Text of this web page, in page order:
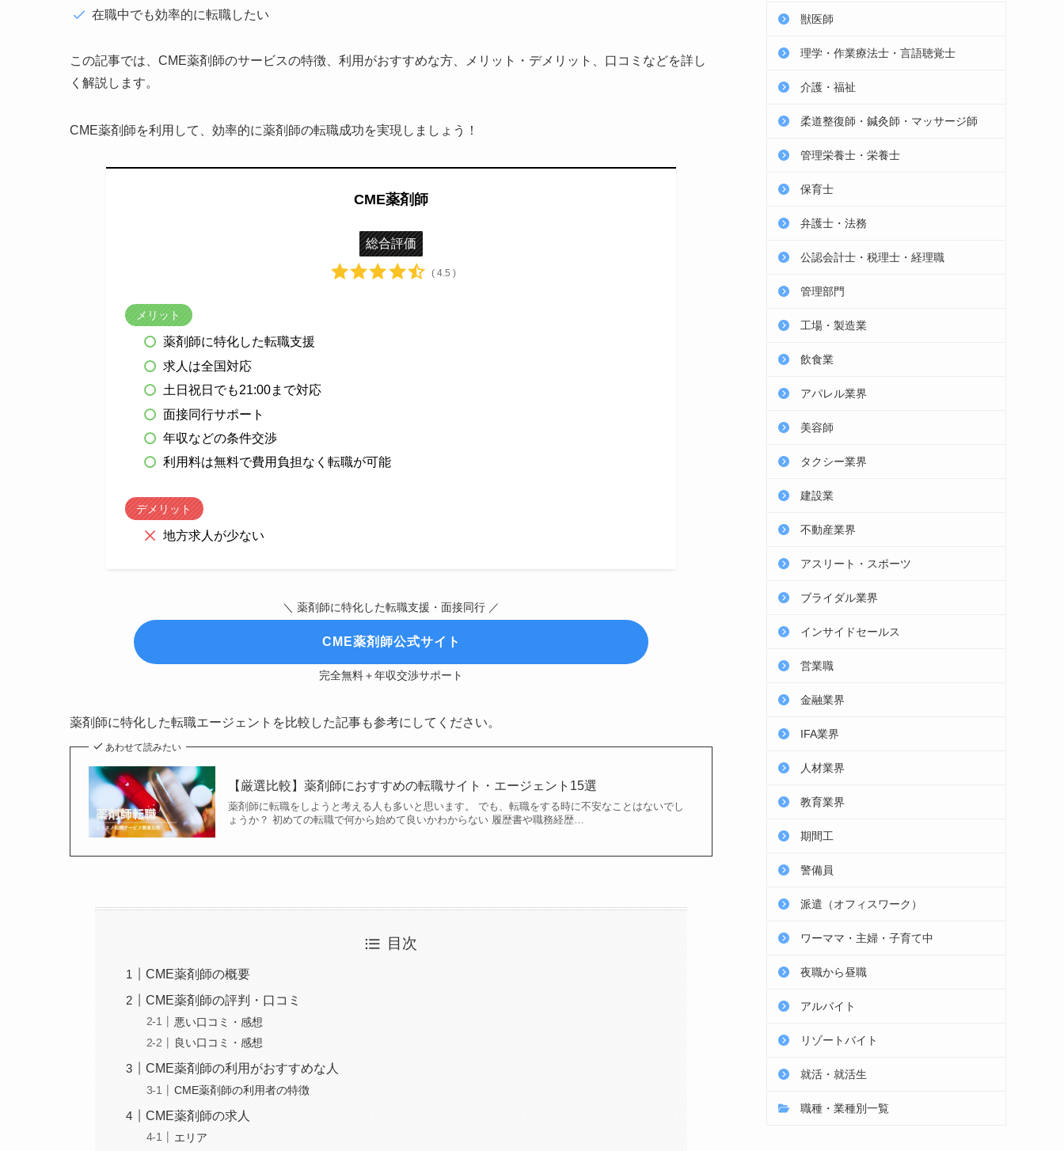
在職中でも効率的に転職したい
この記事では、CME薬剤師のサービスの特徴、利用がおすすめな方、メリット・デメリット、口コミなどを詳し
く解説します。
CME薬剤師を利用して、効率的に薬剤師の転職成功を実現しましょう！
CME薬剤師
総合評価
( 4.5 )
メリット
薬剤師に特化した転職支援
求人は全国対応
土日祝日でも21:00まで対応
面接同行サポート
年収などの条件交渉
利用料は無料で費用負担なく転職が可能
デメリット
地方求人が少ない
＼ 薬剤師に特化した転職支援・面接同行 ／
CME薬剤師公式サイト
完全無料＋年収交渉サポート
薬剤師に特化した転職エージェントを比較した記事も参考にしてください。
あわせて読みたい
【厳選比較】薬剤師におすすめの転職サイト・エージェント15選
薬剤師に転職をしようと考える人も多いと思います。 でも、転職をする時に不安なことはないでし
ょうか？ 初めての転職で何から始めて良いかわからない 履歴書や職務経歴…
目次
CME薬剤師の概要
CME薬剤師の評判・口コミ
悪い口コミ・感想
良い口コミ・感想
CME薬剤師の利用がおすすめな人
CME薬剤師の利用者の特徴
CME薬剤師の求人
エリア
獣医師
理学・作業療法士・言語聴覚士
介護・福祉
柔道整復師・鍼灸師・マッサージ師
管理栄養士・栄養士
保育士
弁護士・法務
公認会計士・税理士・経理職
管理部門
工場・製造業
飲食業
アパレル業界
美容師
タクシー業界
建設業
不動産業界
アスリート・スポーツ
ブライダル業界
インサイドセールス
営業職
金融業界
IFA業界
人材業界
教育業界
期間工
警備員
派遣（オフィスワーク）
ワーママ・主婦・子育て中
夜職から昼職
アルバイト
リゾートバイト
就活・就活生
職種・業種別一覧